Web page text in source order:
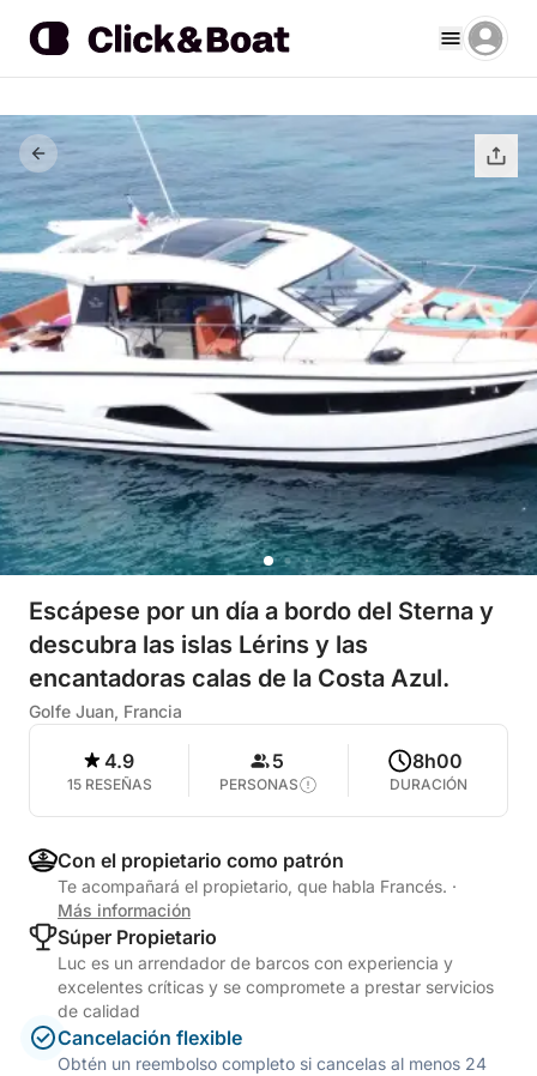
Escápese por un día a bordo del Sterna y
descubra las islas Lérins y las
encantadoras calas de la Costa Azul.
Golfe Juan, Francia
4.9
15 RESEÑAS
5
PERSONAS
8h00
DURACIÓN
Con el propietario como patrón
Te acompañará el propietario, que habla Francés. ·
Más información
Súper Propietario
Luc es un arrendador de barcos con experiencia y
excelentes críticas y se compromete a prestar servicios
de calidad
Cancelación flexible
Obtén un reembolso completo si cancelas al menos 24